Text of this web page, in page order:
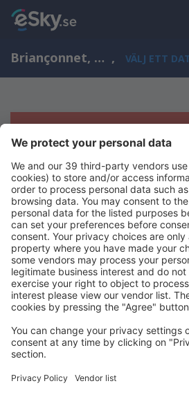
Briançonnet, Provence-Alpes-Cote d'Azur, Frankrike , VÄLJ ETT
Tyvärr, inga resultat för
Försök att söka med andra kriterier
Copyright © eSky.se. Alla rättigheter